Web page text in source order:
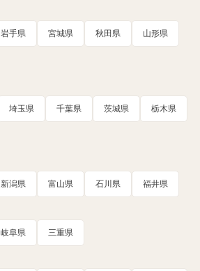
岩手県 宮城県 秋田県 山形県
埼玉県 千葉県 茨城県 栃木県
新潟県 富山県 石川県 福井県
岐阜県 三重県